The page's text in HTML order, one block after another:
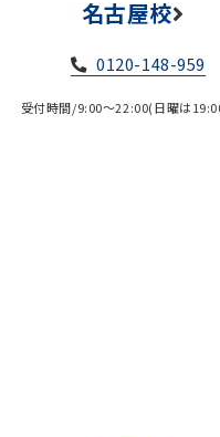
名古屋校
0120-148-959
受付時間/9:00～22:00(日曜は